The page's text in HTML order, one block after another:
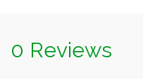
0 Reviews